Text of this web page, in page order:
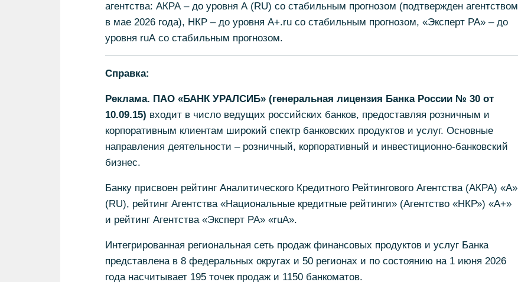
агентства: АКРА – до уровня А (RU) со стабильным прогнозом (подтвержден агентством
в мае 2026 года), НКР – до уровня A+.ru со стабильным прогнозом, «Эксперт РА» – до
уровня ruА со стабильным прогнозом.
Справка:
Реклама. ПАО «БАНК УРАЛСИБ» (генеральная лицензия Банка России № 30 от
10.09.15) входит в число ведущих российских банков, предоставляя розничным и
корпоративным клиентам широкий спектр банковских продуктов и услуг. Основные
направления деятельности – розничный, корпоративный и инвестиционно-банковский
бизнес.
Банку присвоен рейтинг Аналитического Кредитного Рейтингового Агентства (АКРА) «А»
(RU), рейтинг Агентства «Национальные кредитные рейтинги» (Агентство «НКР») «А+»
и рейтинг Агентства «Эксперт РА» «ruА».
Интегрированная региональная сеть продаж финансовых продуктов и услуг Банка
представлена в 8 федеральных округах и 50 регионах и по состоянию на 1 июня 2026
года насчитывает 195 точек продаж и 1150 банкоматов.